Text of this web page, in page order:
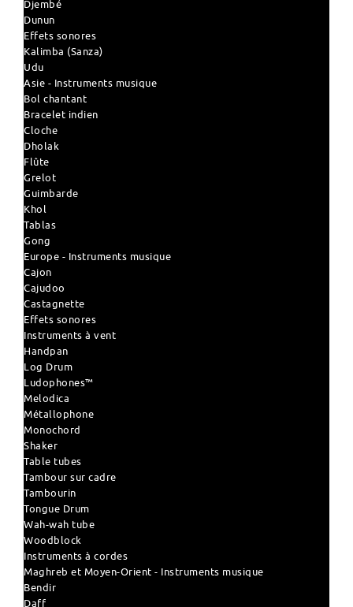
Djembé
Dunun
Effets sonores
Kalimba (Sanza)
Udu
Asie - Instruments musique
Bol chantant
Bracelet indien
Cloche
Dholak
Flûte
Grelot
Guimbarde
Khol
Tablas
Gong
Europe - Instruments musique
Cajon
Cajudoo
Castagnette
Effets sonores
Instruments à vent
Handpan
Log Drum
Ludophones™
Melodica
Métallophone
Monochord
Shaker
Table tubes
Tambour sur cadre
Tambourin
Tongue Drum
Wah-wah tube
Woodblock
Instruments à cordes
Maghreb et Moyen-Orient - Instruments musique
Bendir
Daff